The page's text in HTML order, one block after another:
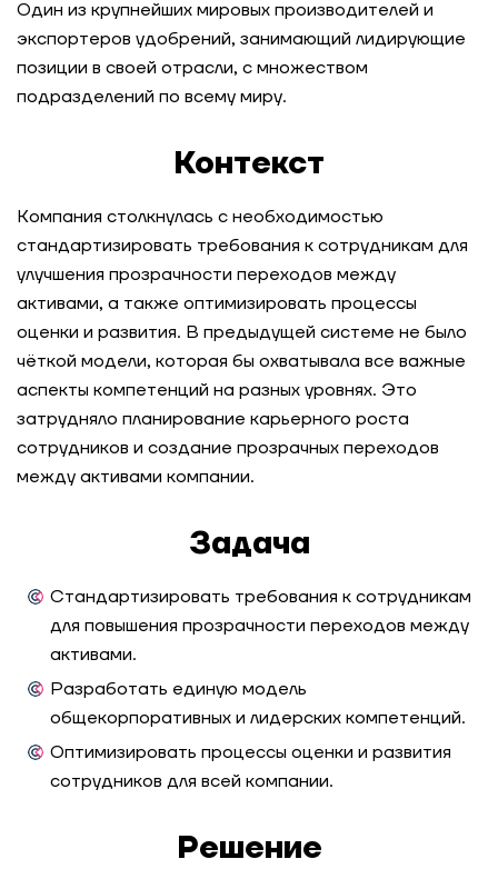
Модель ценностей для СберЗдоровья
Кейс-тест для самодиагностики и выбора
Ассессмент-центр для сотрудников
фармацевтической компании
Разработка модели ценностей, компетенций и
компании
Оптимизация оргструктуры
при масштабировании компании
Оценка топ-команды сельскохозяйственного
повысил эффективность сервисной функции
Как IT-компания увеличила процент
внутренних переходов
Как экосистема МТС разработала гибридную
модель компетенций для сотрудников
с помощью карьерных треков
Один из крупнейших мировых производителей и
экспортеров удобрений, занимающий лидирующие
позиции в своей отрасли, с множеством
подразделений по всему миру.
Контекст
Компания столкнулась с необходимостью
стандартизировать требования к сотрудникам для
улучшения прозрачности переходов между
активами, а также оптимизировать процессы
оценки и развития. В предыдущей системе не было
чёткой модели, которая бы охватывала все важные
аспекты компетенций на разных уровнях. Это
затрудняло планирование карьерного роста
сотрудников и создание прозрачных переходов
между активами компании.
Задача
Стандартизировать требования к сотрудникам
для повышения прозрачности переходов между
активами.
Разработать единую модель
общекорпоративных и лидерских компетенций.
Оптимизировать процессы оценки и развития
сотрудников для всей компании.
Решение